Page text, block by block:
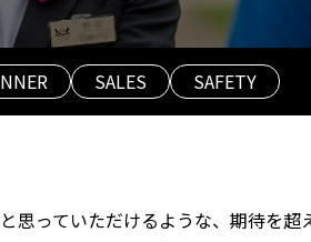
SALES SAFETY
っていただけるような、期待を